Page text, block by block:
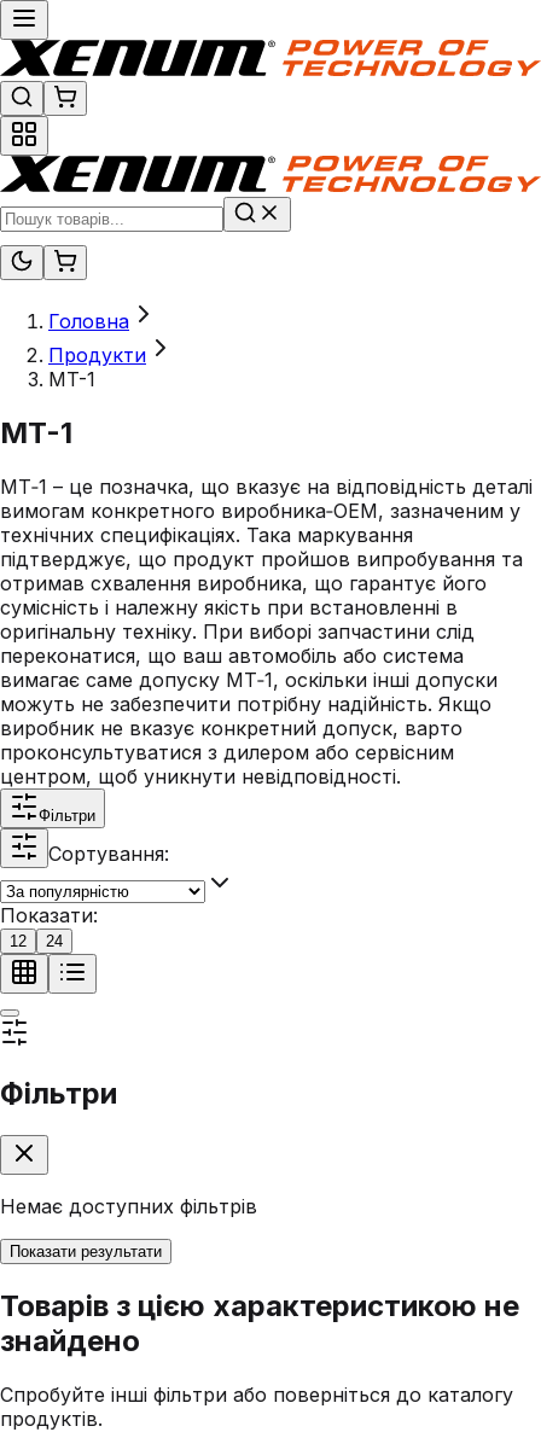
Головна
Продукти
MT-1
MT-1
MT‑1 – це позначка, що вказує на відповідність деталі
вимогам конкретного виробника‑OEM, зазначеним у
технічних специфікаціях. Така маркування
підтверджує, що продукт пройшов випробування та
отримав схвалення виробника, що гарантує його
сумісність і належну якість при встановленні в
оригінальну техніку. При виборі запчастини слід
переконатися, що ваш автомобіль або система
вимагає саме допуску MT‑1, оскільки інші допуски
можуть не забезпечити потрібну надійність. Якщо
виробник не вказує конкретний допуск, варто
проконсультуватися з дилером або сервісним
центром, щоб уникнути невідповідності.
Фільтри
Сортування:
Показати:
12 24
Фільтри
Немає доступних фільтрів
Показати результати
Товарів з цією характеристикою не
знайдено
Спробуйте інші фільтри або поверніться до каталогу
продуктів.